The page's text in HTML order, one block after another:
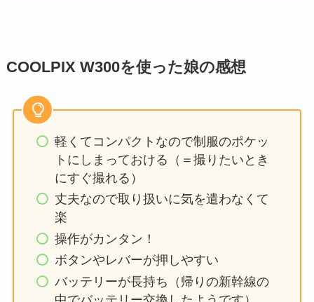
COOLPIX W300を使った娘の感想
軽くてコンパクトなので制服のポケッ
トにしまっておける（＝撮りたいとき
にすぐ撮れる）
丈夫なので取り扱いに気を遣わなくて
楽
操作がカンタン！
ボタンやレバーが押しやすい
バッテリーが長持ち（帰りの新幹線の